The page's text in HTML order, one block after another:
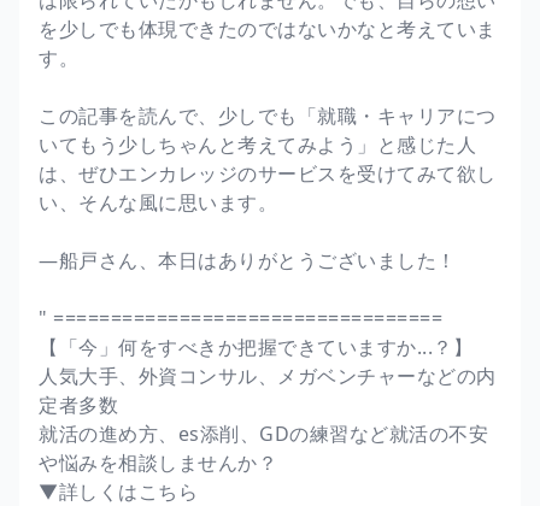
を少しでも体現できたのではないかなと考えていま
す。
この記事を読んで、少しでも「就職・キャリアにつ
いてもう少しちゃんと考えてみよう」と感じた人
は、ぜひエンカレッジのサービスを受けてみて欲し
い、そんな風に思います。
―船戸さん、本日はありがとうございました！
" ==================================
【「今」何をすべきか把握できていますか...？】
人気大手、外資コンサル、メガベンチャーなどの内
定者多数
就活の進め方、es添削、GDの練習など就活の不安
や悩みを相談しませんか？
▼詳しくはこちら